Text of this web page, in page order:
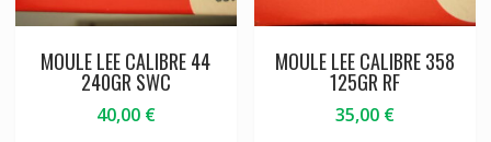
MOULE LEE CALIBRE 44
240GR SWC
40,00 €
MOULE LEE CALIBRE 358
125GR RF
35,00 €